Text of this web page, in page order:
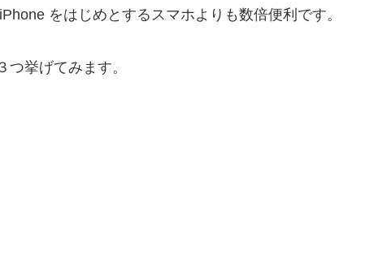
をはじめとするスマホよりも数倍便利です。
挙げてみます。